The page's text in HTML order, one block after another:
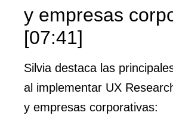
y empresas
[07:41]
Silvia destaca las
al implementar UX
y empresas corporativas: